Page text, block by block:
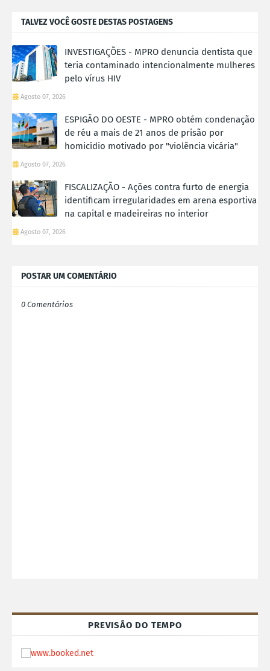
TALVEZ VOCÊ GOSTE DESTAS POSTAGENS
INVESTIGAÇÕES - MPRO denuncia dentista que
teria contaminado intencionalmente mulheres
pelo vírus HIV
Agosto 07, 2026
ESPIGÃO DO OESTE - MPRO obtém condenação
de réu a mais de 21 anos de prisão por
homicídio motivado por "violência vicária"
Agosto 07, 2026
FISCALIZAÇÃO - Ações contra furto de energia
identificam irregularidades em arena esportiva
na capital e madeireiras no interior
Agosto 07, 2026
POSTAR UM COMENTÁRIO
0 Comentários
PREVISÃO DO TEMPO